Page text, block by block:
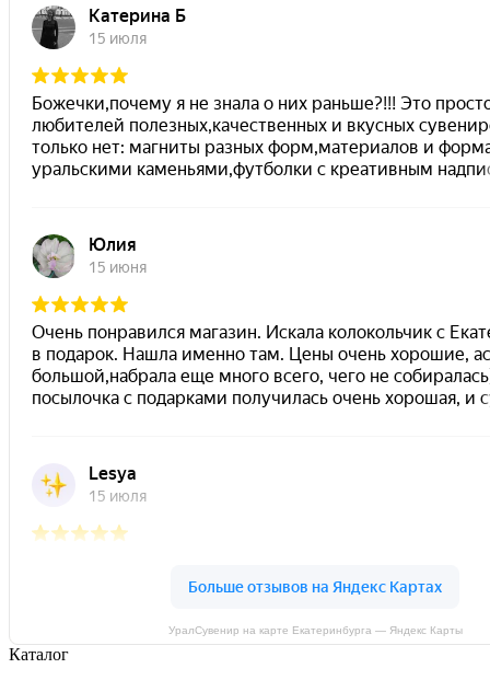
УралСувенир на карте Екатеринбурга — Яндекс Карты
Каталог